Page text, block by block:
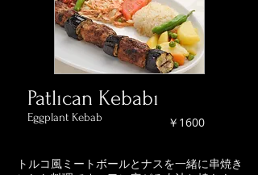
Patlıcan Kebabı
Eggplant Kebab ￥1600
トルコ風ミートボールとナスを一緒に串焼き